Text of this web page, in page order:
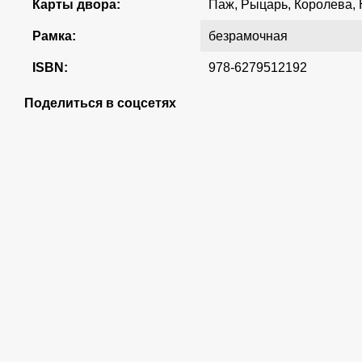
Карты двора: Паж, Рыцарь, Королева,
Рамка: безрамочная
ISBN: 978-6279512192
Поделиться в соцсетях